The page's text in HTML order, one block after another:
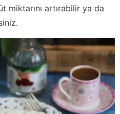
miktarını artırabilir ya da